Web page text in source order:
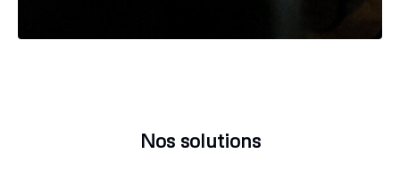
Nos solutions